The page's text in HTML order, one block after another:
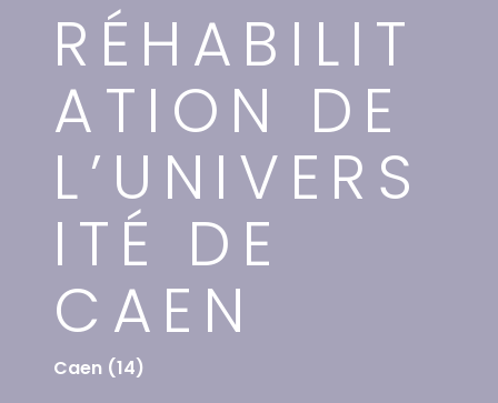
RÉHABILIT
ATION DE
L’UNIVERS
ITÉ DE
CAEN
Caen (14)